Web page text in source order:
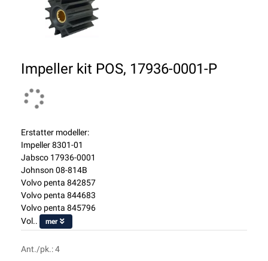
Impeller kit POS, 17936-0001-P
Erstatter modeller:
Impeller 8301-01
Jabsco 17936-0001
Johnson 08-814B
Volvo penta 842857
Volvo penta 844683
Volvo penta 845796
Vol..
mer
Ant./pk.: 4